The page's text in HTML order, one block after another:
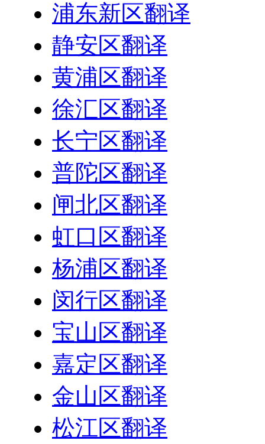
浦东新区翻译
静安区翻译
黄浦区翻译
徐汇区翻译
长宁区翻译
普陀区翻译
闸北区翻译
虹口区翻译
杨浦区翻译
闵行区翻译
宝山区翻译
嘉定区翻译
金山区翻译
松江区翻译